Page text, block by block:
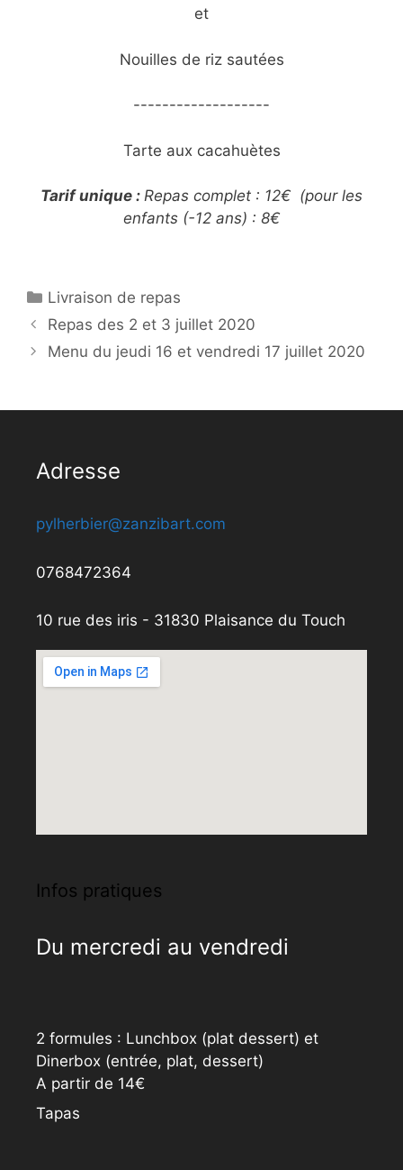
et
Nouilles de riz sautées
-------------------
Tarte aux cacahuètes
Tarif unique : Repas complet : 12€ (pour les
enfants (-12 ans) : 8€
Catégories
Livraison de repas
Repas des 2 et 3 juillet 2020
Menu du jeudi 16 et vendredi 17 juillet 2020
Adresse
pylherbier@zanzibart.com
0768472364
10 rue des iris - 31830 Plaisance du Touch
Infos pratiques
Du mercredi au vendredi
2 formules : Lunchbox (plat dessert) et
Dinerbox (entrée, plat, dessert)
A partir de 14€
Tapas